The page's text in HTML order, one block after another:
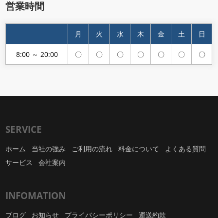
営業時間
月 火 水 木 金 土 日
8:00 ～ 20:00 〇 〇 〇 〇 〇 〇 〇
SERVICE
ホーム 当社の強み ご利用の流れ 料金について
よくある質問
サービス
会社案内
INFOMATION
ブログ お知らせ プライバシーポリシー 運送約款